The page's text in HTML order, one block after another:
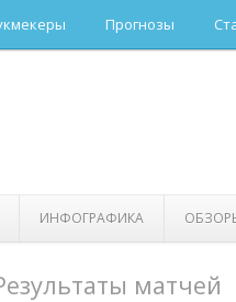
Прогнозы
ИНФОГРАФИКА
матчей